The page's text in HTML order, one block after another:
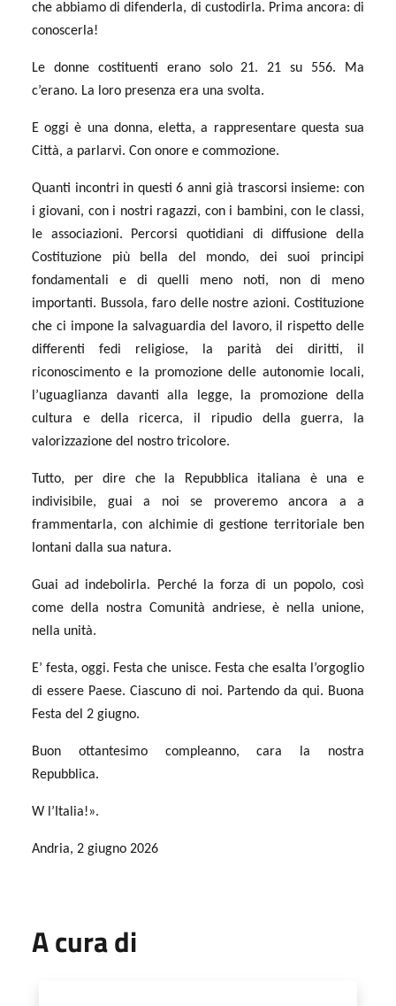
che abbiamo di difenderla, di custodirla. Prima ancora: di
conoscerla!
Le donne costituenti erano solo 21. 21 su 556. Ma
c’erano. La loro presenza era una svolta.
E oggi è una donna, eletta, a rappresentare questa sua
Città, a parlarvi. Con onore e commozione.
Quanti incontri in questi 6 anni già trascorsi insieme: con
i giovani, con i nostri ragazzi, con i bambini, con le classi,
le associazioni. Percorsi quotidiani di diffusione della
Costituzione più bella del mondo, dei suoi principi
fondamentali e di quelli meno noti, non di meno
importanti. Bussola, faro delle nostre azioni. Costituzione
che ci impone la salvaguardia del lavoro, il rispetto delle
differenti fedi religiose, la parità dei diritti, il
riconoscimento e la promozione delle autonomie locali,
l’uguaglianza davanti alla legge, la promozione della
cultura e della ricerca, il ripudio della guerra, la
valorizzazione del nostro tricolore.
Tutto, per dire che la Repubblica italiana è una e
indivisibile, guai a noi se proveremo ancora a a
frammentarla, con alchimie di gestione territoriale ben
lontani dalla sua natura.
Guai ad indebolirla. Perché la forza di un popolo, così
come della nostra Comunità andriese, è nella unione,
nella unità.
E’ festa, oggi. Festa che unisce. Festa che esalta l’orgoglio
di essere Paese. Ciascuno di noi. Partendo da qui. Buona
Festa del 2 giugno.
Buon ottantesimo compleanno, cara la nostra
Repubblica.
W l’Italia!».
Andria, 2 giugno 2026
A cura di